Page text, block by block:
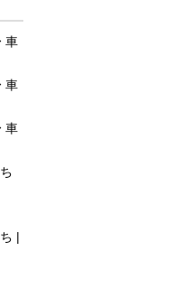
車
車
車
|